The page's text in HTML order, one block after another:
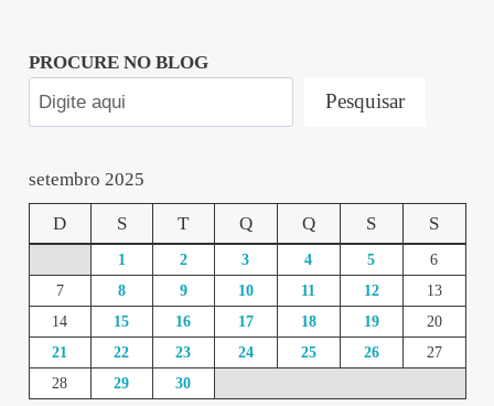
PROCURE NO BLOG
Pesquisar
setembro 2025
D S T Q Q S S
1 2 3 4 5
6
7
8 9 10 11 12
13
14
15 16 17 18 19
20
21
22 23 24 25 26
27
28
29 30